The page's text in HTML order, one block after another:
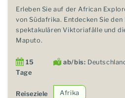
Erleben Sie auf der African
von Südafrika. Entdecken Sie
spektakulären Viktoriafälle und
Maputo.
15
Tage
ab/bis:
Reiseziele Afrika